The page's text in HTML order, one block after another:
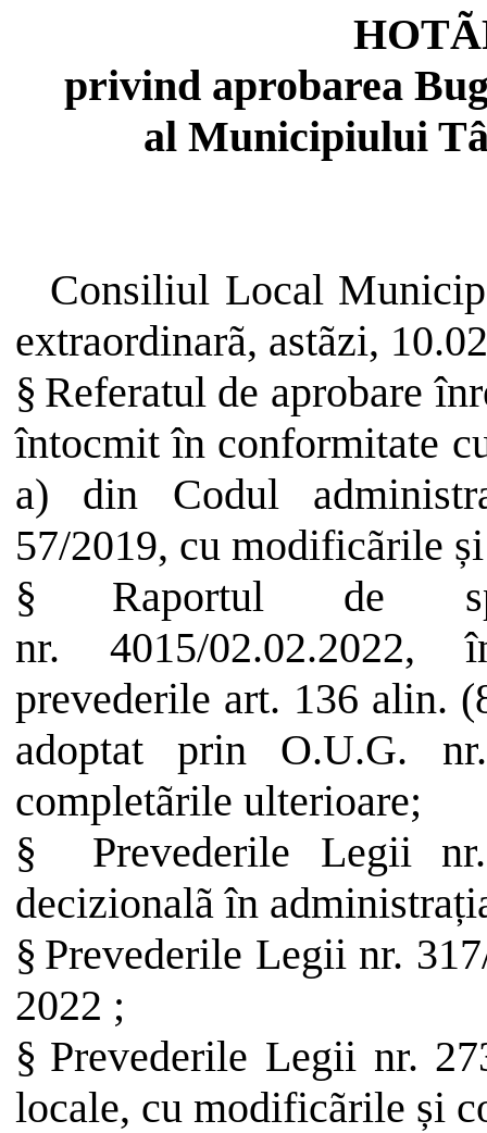
privind aprobarea
alMunicipiului
Consiliul Local
extraordinarã, astãzi,
§ Referatul de aprobare
întocmit în conformitate
a) din Codul
57/2019, cu modificãrile
§
Raportul de
nr. 4015/
prevederile art. 136 alin.
adoptat prin O.U.G.
completãrile ulterioare;
§
Prevederile Legii
decizionalã în
§ Prevederile Legiinr.
2022 ;
§ Prevederile Legii nr.
locale, cu modificãrile și